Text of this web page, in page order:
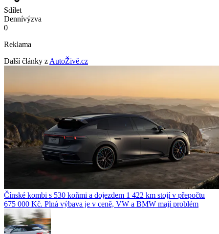
Sdílet
Dennívýzva
0
Reklama
Další články z AutoŽivě.cz
Čínské kombi s 530 koňmi a dojezdem 1 422 km stojí v přepočtu
675 000 Kč. Plná výbava je v ceně, VW a BMW mají problém